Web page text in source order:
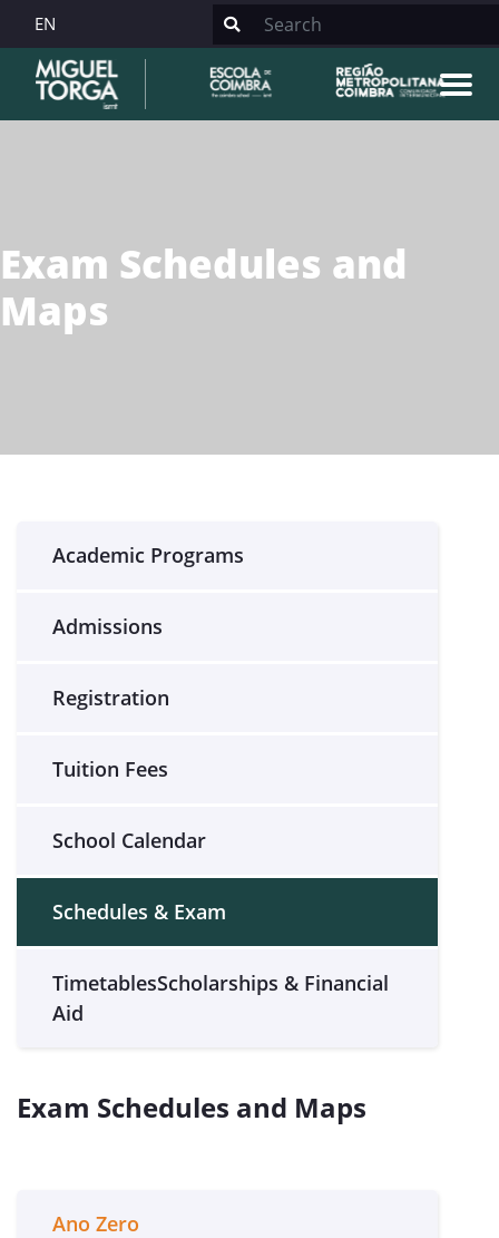
EN
Exam Schedules and
Maps
Academic Programs
Admissions
Registration
Tuition Fees
School Calendar
Schedules & Exam
TimetablesScholarships & Financial
Aid
Exam Schedules and Maps
Ano Zero